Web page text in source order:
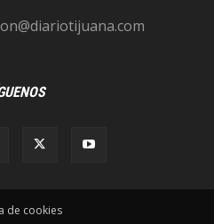
de cookies